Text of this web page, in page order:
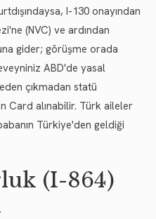
I-130 onayından
(NVC) ve ardından
gider; görüşme orada
ABD'de yasal
çıkmadan statü
Card alınabilir. Türk aileler
Türkiye'den geldiği
(I-864)